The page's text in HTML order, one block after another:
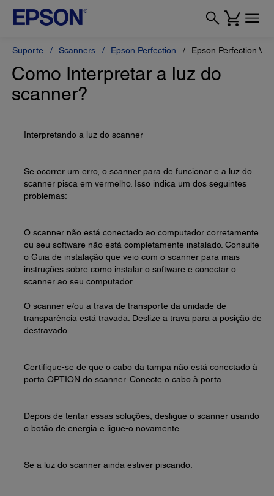
Suporte Scanners Epson Perfection Epson Perfection
Como Interpretar a luz do
scanner?
Interpretando a luz do scanner
Se ocorrer um erro, o scanner para de funcionar e a luz do
scanner pisca em vermelho. Isso indica um dos seguintes
problemas:
O scanner não está conectado ao computador corretamente
ou seu software não está completamente instalado. Consulte
o Guia de instalação que veio com o scanner para mais
instruções sobre como instalar o software e conectar o
scanner ao seu computador.
O scanner e/ou a trava de transporte da unidade de
transparência está travada. Deslize a trava para a posição de
destravado.
Certifique-se de que o cabo da tampa não está conectado à
porta OPTION do scanner. Conecte o cabo à porta.
Depois de tentar essas soluções, desligue o scanner usando
o botão de energia e ligue-o novamente.
Se a luz do scanner ainda estiver piscando: